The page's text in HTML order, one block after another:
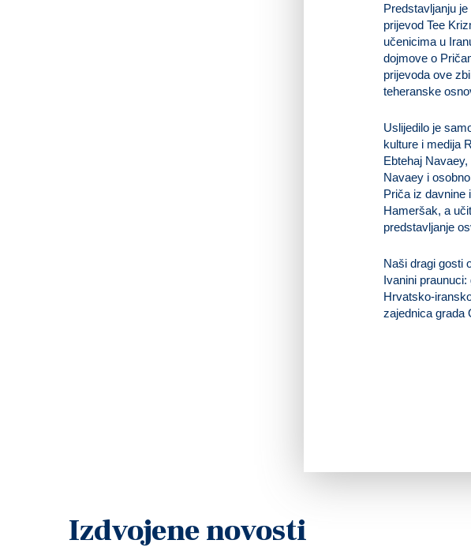
Predstavljanju
prijevod Tee
učenicima u
dojmove o
prijevoda ove
teheranske
Uslijedilo je
kulture i medija
Ebtehaj
Navaey i
Priča iz davnine
Hameršak, a
predstavljanje
Naši dragi gosti
Ivanini
Hrvatsko-
zajednica grada
Izdvojene novosti